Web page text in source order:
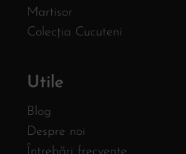
Martisor
Colecția Cucuteni
Utile
Blog
Despre noi
Întrebări frecvente